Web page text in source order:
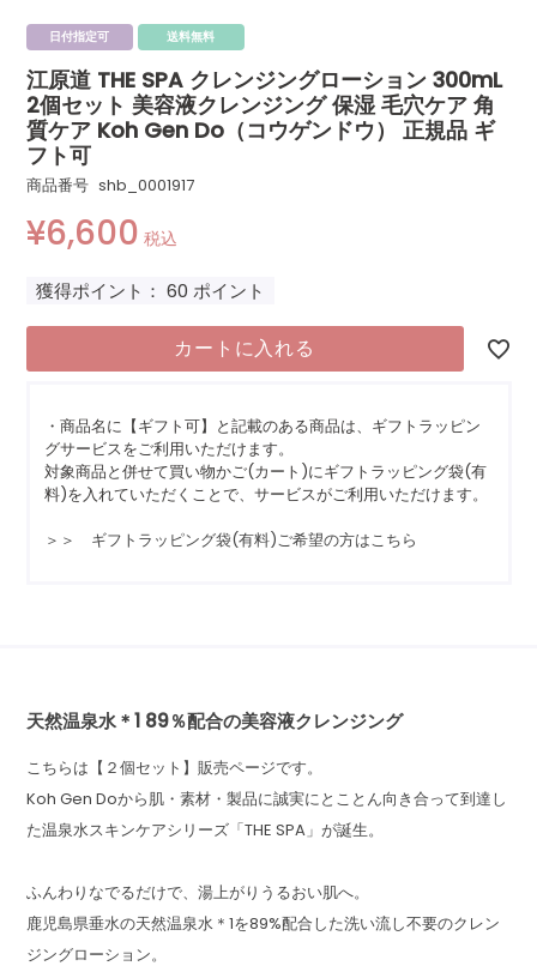
日付指定可 送料無料
江原道 THE SPA クレンジングローション 300mL
2個セット 美容液クレンジング 保湿 毛穴ケア 角
質ケア Koh Gen Do（コウゲンドウ） 正規品 ギ
フト可
商品番号 shb_0001917
¥6,600 税込
獲得ポイント： 60 ポイント
カートに入れる
・商品名に【ギフト可】と記載のある商品は、ギフトラッピン
グサービスをご利用いただけます。
対象商品と併せて買い物かご(カート)にギフトラッピング袋(有
料)を入れていただくことで、サービスがご利用いただけます。
＞＞ ギフトラッピング袋(有料)ご希望の方はこちら
天然温泉水＊1 89％配合の美容液クレンジング
こちらは【２個セット】販売ページです。
Koh Gen Doから肌・素材・製品に誠実にとことん向き合って到達し
た温泉水スキンケアシリーズ「THE SPA」が誕生。
ふんわりなでるだけで、湯上がりうるおい肌へ。
鹿児島県垂水の天然温泉水＊1を89%配合した洗い流し不要のクレン
ジングローション。